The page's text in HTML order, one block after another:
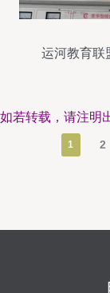
运河教育联
如若转载，请注明
1 2